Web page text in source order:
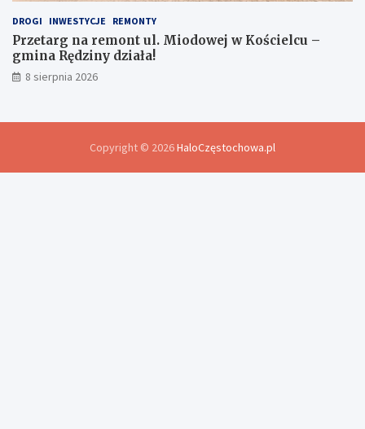
DROGI INWESTYCJE REMONTY
Przetarg na remont ul. Miodowej w Kościelcu –
gmina Rędziny działa!
8 sierpnia 2026
Copyright © 2026HaloCzęstochowa.pl